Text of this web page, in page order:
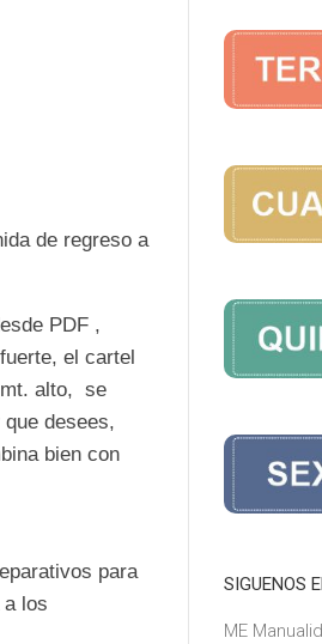
de regreso a
PDF ,
el cartel
mt. alto, se
desees,
bien con
para
los
SIGUENOS
ME